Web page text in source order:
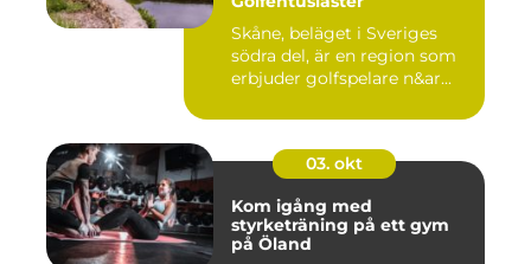
Skåne, beläget i Sveriges
södra del, är en region som
erbjuder golfspelare n&ar...
03. okt
Kom igång med
styrketräning på ett gym
på Öland